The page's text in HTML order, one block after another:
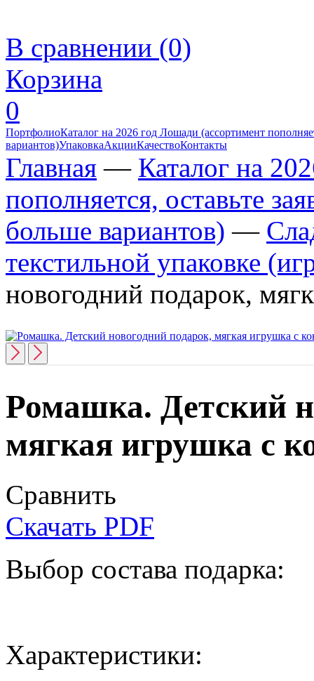
В сравнении (0)
Корзина
0
ПортфолиоКаталог на 2026 год Лошади (ассортимент
вариантов)УпаковкаАкцииКачествоКонтакты
Главная — Каталог на
пополняется, оставьте
больше вариантов) —
текстильной упаковке
новогодний подарок,
Ромашка. Детский
мягкая игрушка с
Сравнить
Скачать PDF
Выбор состава подарка:
Характеристики: